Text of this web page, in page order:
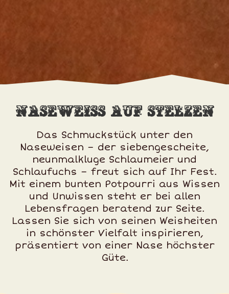
Naseweiss auf Stelzen
Das Schmuckstück unter den
Naseweisen – der siebengescheite,
neunmalkluge Schlaumeier und
Schlaufuchs – freut sich auf Ihr Fest.
Mit einem bunten Potpourri aus Wissen
und Unwissen steht er bei allen
Lebensfragen beratend zur Seite.
Lassen Sie sich von seinen Weisheiten
in schönster Vielfalt inspirieren,
präsentiert von einer Nase höchster
Güte.